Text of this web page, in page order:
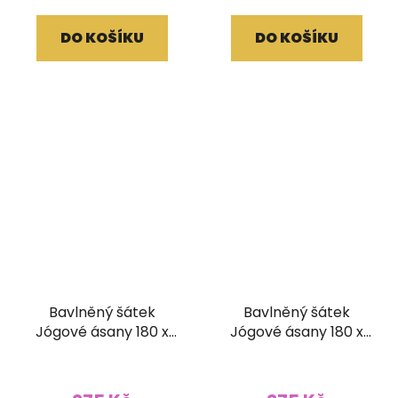
DO KOŠÍKU DO KOŠÍKU
Bavlněný šátek
Jógové ásany 180 x
Bavlněný šátek
Jógové ásany 180 x